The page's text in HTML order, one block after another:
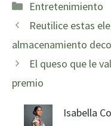
Categorías
Entretenimiento
Reutilice estas
almacenamiento
El queso que le
premio
Isabella